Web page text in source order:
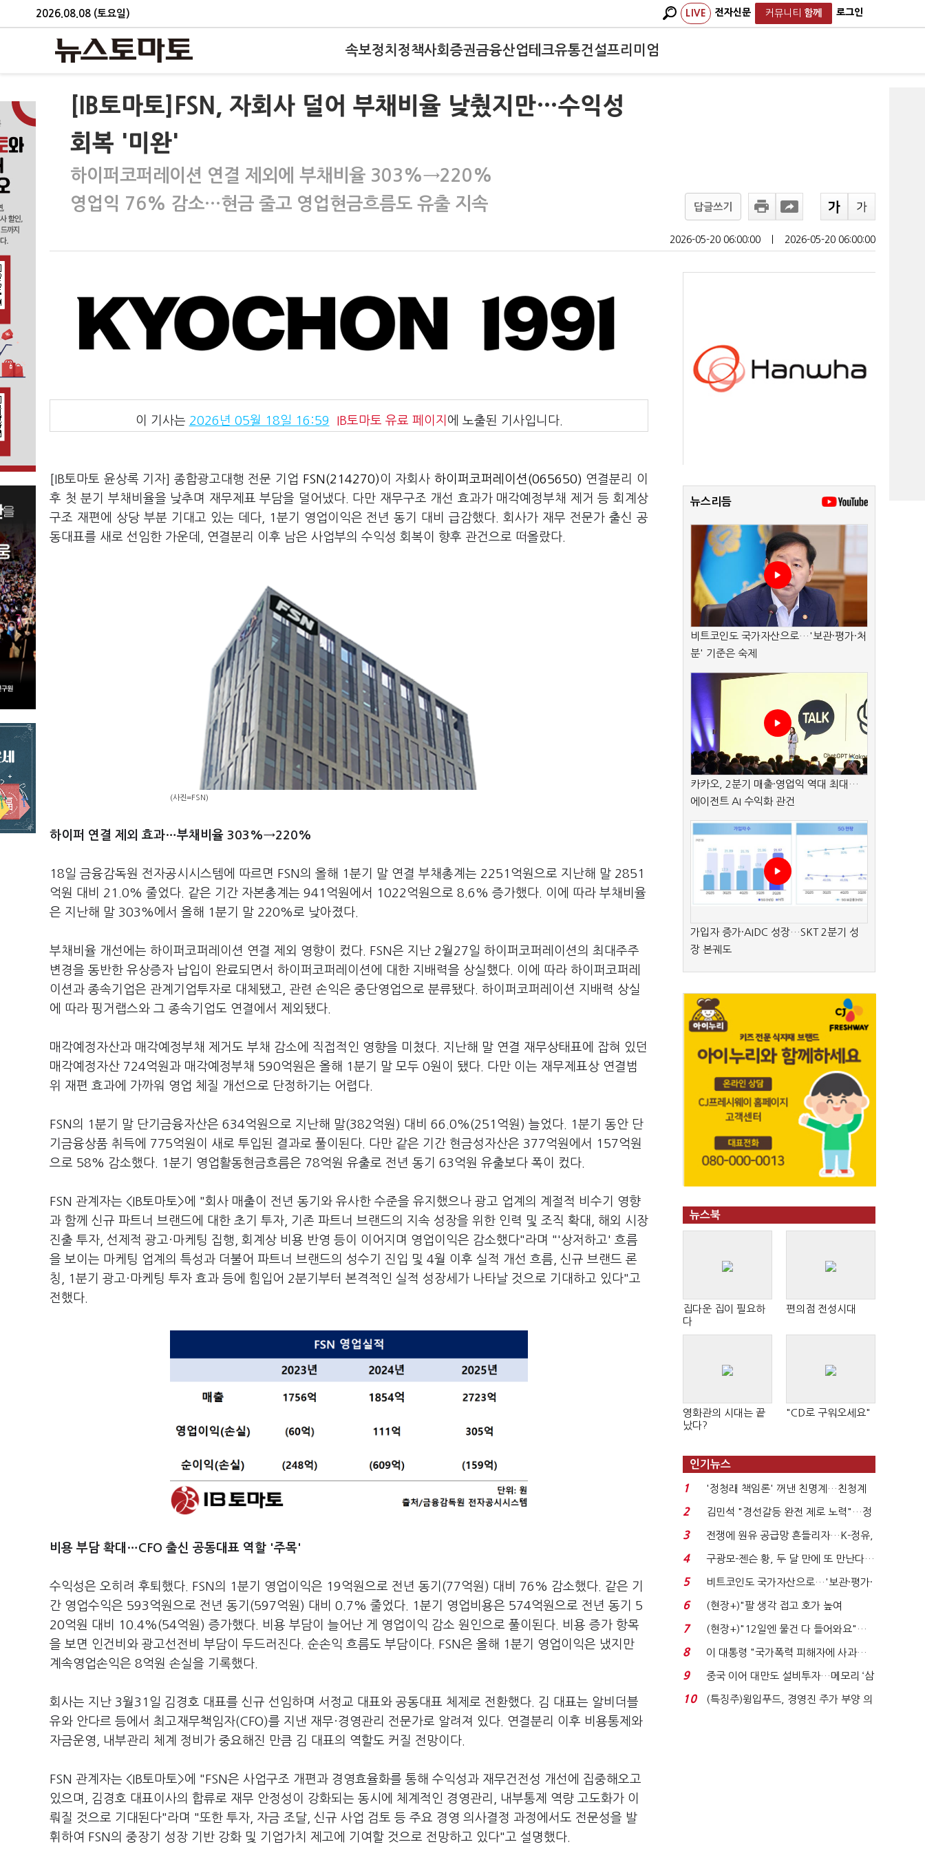
2026.08.08 (토요일) LIVE 전자신문 커뮤니티 함께 로그인
속보정치 정책사회 증권금융산업테크유통건설프리미엄
[IB토마토]FSN, 자회사 덜어 부채비율 낮췄지만…수익성
회복 '미완'
하이퍼코퍼레이션 연결 제외에 부채비율 303%→220%
영업익 76% 감소…현금 줄고 영업현금흐름도 유출 지속
답글쓰기
2026-05-20 06:00:00 2026-05-20 06:00:00
이 기사는 2026년 05월 18일 16:59 IB토마토 유료 페이지 에 노출된 기사입니다.
[IB토마토 윤상록 기자] 종합광고대행 전문 기업 FSN(214270)이 자회사 하이퍼코퍼레이션(065650) 연결분리 이
후 첫 분기 부채비율을 낮추며 재무제표 부담을 덜어냈다. 다만 재무구조 개선 효과가 매각예정부채 제거 등 회계상
구조 재편에 상당 부분 기대고 있는 데다, 1분기 영업이익은 전년 동기 대비 급감했다. 회사가 재무 전문가 출신 공
동대표를 새로 선임한 가운데, 연결분리 이후 남은 사업부의 수익성 회복이 향후 관건으로 떠올랐다.
(사진=FSN)
하이퍼 연결 제외 효과…부채비율 303%→220%
18일 금융감독원 전자공시시스템에 따르면 FSN의 올해 1분기 말 연결 부채총계는 2251억원으로 지난해 말 2851
억원 대비 21.0% 줄었다. 같은 기간 자본총계는 941억원에서 1022억원으로 8.6% 증가했다. 이에 따라 부채비율
은 지난해 말 303%에서 올해 1분기 말 220%로 낮아졌다.
부채비율 개선에는 하이퍼코퍼레이션 연결 제외 영향이 컸다. FSN은 지난 2월27일 하이퍼코퍼레이션의 최대주주
변경을 동반한 유상증자 납입이 완료되면서 하이퍼코퍼레이션에 대한 지배력을 상실했다. 이에 따라 하이퍼코퍼레
이션과 종속기업은 관계기업투자로 대체됐고, 관련 손익은 중단영업으로 분류됐다. 하이퍼코퍼레이션 지배력 상실
에 따라 핑거랩스와 그 종속기업도 연결에서 제외됐다.
매각예정자산과 매각예정부채 제거도 부채 감소에 직접적인 영향을 미쳤다. 지난해 말 연결 재무상태표에 잡혀 있던
매각예정자산 724억원과 매각예정부채 590억원은 올해 1분기 말 모두 0원이 됐다. 다만 이는 재무제표상 연결범
위 재편 효과에 가까워 영업 체질 개선으로 단정하기는 어렵다.
FSN의 1분기 말 단기금융자산은 634억원으로 지난해 말(382억원) 대비 66.0%(251억원) 늘었다. 1분기 동안 단
기금융상품 취득에 775억원이 새로 투입된 결과로 풀이된다. 다만 같은 기간 현금성자산은 377억원에서 157억원
으로 58% 감소했다. 1분기 영업활동현금흐름은 78억원 유출로 전년 동기 63억원 유출보다 폭이 컸다.
FSN 관계자는 <IB토마토>에 "회사 매출이 전년 동기와 유사한 수준을 유지했으나 광고 업계의 계절적 비수기 영향
과 함께 신규 파트너 브랜드에 대한 초기 투자, 기존 파트너 브랜드의 지속 성장을 위한 인력 및 조직 확대, 해외 시장
진출 투자, 선제적 광고·마케팅 집행, 회계상 비용 반영 등이 이어지며 영업이익은 감소했다"라며 "'상저하고' 흐름
을 보이는 마케팅 업계의 특성과 더불어 파트너 브랜드의 성수기 진입 및 4월 이후 실적 개선 흐름, 신규 브랜드 론
칭, 1분기 광고·마케팅 투자 효과 등에 힘입어 2분기부터 본격적인 실적 성장세가 나타날 것으로 기대하고 있다"고
전했다.
비용 부담 확대…CFO 출신 공동대표 역할 '주목'
수익성은 오히려 후퇴했다. FSN의 1분기 영업이익은 19억원으로 전년 동기(77억원) 대비 76% 감소했다. 같은 기
간 영업수익은 593억원으로 전년 동기(597억원) 대비 0.7% 줄었다. 1분기 영업비용은 574억원으로 전년 동기 5
20억원 대비 10.4%(54억원) 증가했다. 비용 부담이 늘어난 게 영업이익 감소 원인으로 풀이된다. 비용 증가 항목
을 보면 인건비와 광고선전비 부담이 두드러진다. 순손익 흐름도 부담이다. FSN은 올해 1분기 영업이익은 냈지만
계속영업손익은 8억원 손실을 기록했다.
회사는 지난 3월31일 김경호 대표를 신규 선임하며 서정교 대표와 공동대표 체제로 전환했다. 김 대표는 알비더블
유와 안다르 등에서 최고재무책임자(CFO)를 지낸 재무·경영관리 전문가로 알려져 있다. 연결분리 이후 비용통제와
자금운영, 내부관리 체계 정비가 중요해진 만큼 김 대표의 역할도 커질 전망이다.
FSN 관계자는 <IB토마토>에 "FSN은 사업구조 개편과 경영효율화를 통해 수익성과 재무건전성 개선에 집중해오고
있으며, 김경호 대표이사의 합류로 재무 안정성이 강화되는 동시에 체계적인 경영관리, 내부통제 역량 고도화가 이
뤄질 것으로 기대된다"라며 "또한 투자, 자금 조달, 신규 사업 검토 등 주요 경영 의사결정 과정에서도 전문성을 발
휘하여 FSN의 중장기 성장 기반 강화 및 기업가치 제고에 기여할 것으로 전망하고 있다"고 설명했다.
뉴스리듬
비트코인도 국가자산으로…'보관·평가·처
분' 기준은 숙제
카카오, 2분기 매출·영업익 역대 최대…
에이전트 AI 수익화 관건
가입자 증가·AIDC 성장…SKT 2분기 성
장 본궤도
뉴스북
집다운 집이 필요하
다
편의점 전성시대
영화관의 시대는 끝
났다?
"CD로 구워오세요"
인기뉴스
1
'정청래 책임론' 꺼낸 친명계…친청계
는 추가투표 때리기...
2
김민석 "경선갈등 완전 제로 노력"…정
청래 "반명 공세 사...
3
전쟁에 원유 공급망 흔들리자…K-정유,
에너지안보 핵심...
4
구광모-젠슨 황, 두 달 만에 또 만난다…
로봇·AI 등 논...
5
비트코인도 국가자산으로…'보관·평가·
처분' 기준은 ...
6
(현장+)"팔 생각 접고 호가 높여
요"…'덜 똘똘한 한 채' 20...
7
(현장+)"12일엔 물건 다 들어와요"…
빈 매대 채우며 문 연 ...
8
이 대통령 "국가폭력 피해자에 사과…
적극적 조사로 진...
9
중국 이어 대만도 설비투자…메모리 ‘삼
국전쟁’
10
(특징주)윙입푸드, 경영진 주가 부양 의